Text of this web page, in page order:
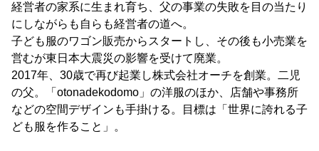
経営者の家系に生まれ育ち、父の事業の失敗を目の当たり
にしながらも自らも経営者の道へ。
子ども服のワゴン販売からスタートし、その後も小売業を
営むが東日本大震災の影響を受けて廃業。
2017年、30歳で再び起業し株式会社オーチを創業。二児
の父。「otonadekodomo」の洋服のほか、店舗や事務所
などの空間デザインも手掛ける。目標は「世界に誇れる子
ども服を作ること」。